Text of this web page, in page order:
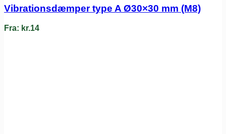
Vibrationsdæmper type A Ø30×30 mm (M8)
Fra: kr.14